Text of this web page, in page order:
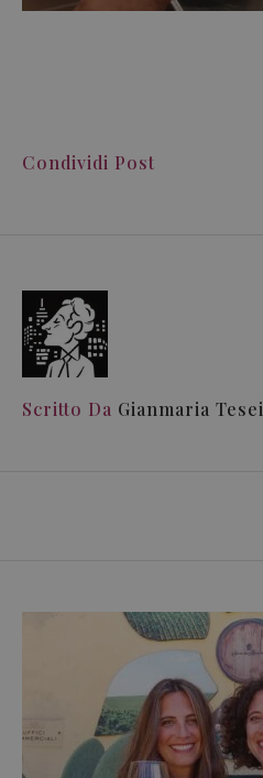
Condividi Post
Scritto Da Gianmaria Tesei